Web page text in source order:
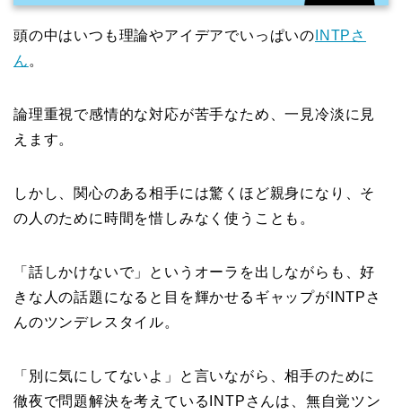
頭の中はいつも理論やアイデアでいっぱいの INTPさ
ん 。
論理重視で感情的な対応が苦手なため、一見冷淡に見
えます。
しかし、関心のある相手には驚くほど親身になり、そ
の人のために時間を惜しみなく使うことも。
「話しかけないで」というオーラを出しながらも、好
きな人の話題になると目を輝かせるギャップがINTPさ
んのツンデレスタイル。
「別に気にしてないよ」と言いながら、相手のために
徹夜で問題解決を考えているINTPさんは、無自覚ツン